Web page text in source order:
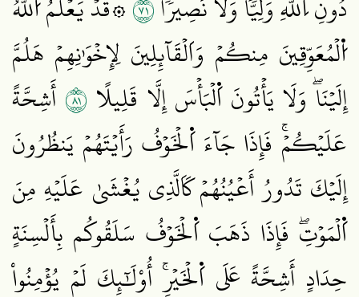
اُ۬لۡمُعَوِّقِينَ مِنكُمۡ وَاَلۡقَآئِلِينَ لِإِخۡوَٰنِهِمۡ هَلُمَّ
إِلَيۡنَاۖ وَلَا يَأۡتُونَ اَ۬لۡبَأۡسَ إِلَّا قَلِيلًا ١٨ أَشِحَّةً
عَلَيۡكُمۡۚ فَإِذَا جَآءَ اَ۬لۡخَوۡفُ رَأَيۡتَهُمۡ يَنظُرُونَ
إِلَيۡكَ تَدُورُ أَعۡيُنُهُمۡ كَاَلَّذِي يُغۡشَىٰ عَلَيۡهِ مِنَ
اَ۬لۡمَوۡتِۖ فَإِذَا ذَهَبَ اَ۬لۡخَوۡفُ سَلَقُوكُم بِأَلۡسِنَةٍ
حِدَادٍ أَشِحَّةً عَلَى اَ۬لۡخَيۡرِۚ أُوْلَٰٓئِكَ لَمۡ يُؤۡمِنُواْ